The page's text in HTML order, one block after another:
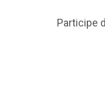
Participe